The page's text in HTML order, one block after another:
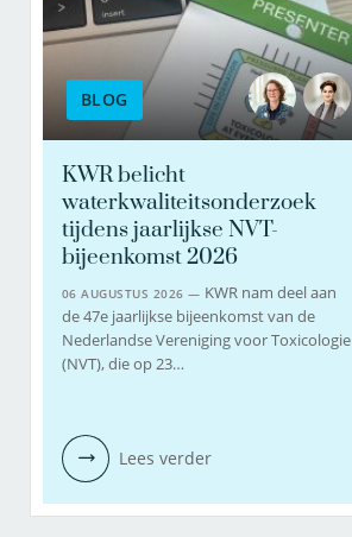
BLOG
KWR belicht
waterkwaliteitsonderzoek
tijdens jaarlijkse NVT-
bijeenkomst 2026
06 AUGUSTUS 2026 — KWR nam deel aan
de 47e jaarlijkse bijeenkomst van de
Nederlandse Vereniging voor Toxicologie
(NVT), die op 23…
Lees verder